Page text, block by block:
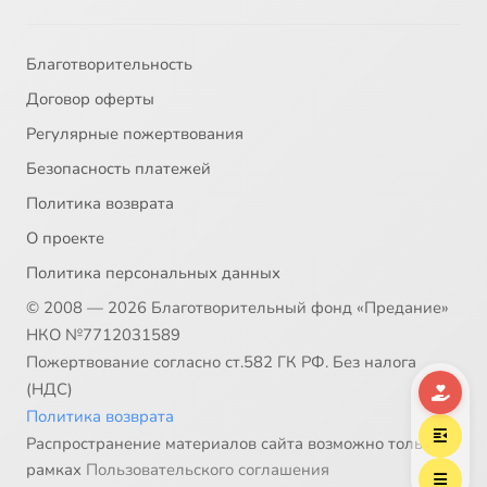
33
35
Предназначение мужчины и женщины
38 Роль церковно-славянского языка
40
Благотворительность
Договор оферты
Регулярные пожертвования
Безопасность платежей
Политика возврата
О проекте
Политика персональных данных
© 2008 — 2026 Благотворительный фонд «Предание»
НКО №7712031589
Пожертвование согласно ст.582 ГК РФ. Без налога
(НДС)
Политика возврата
Распространение материалов сайта возможно только в
рамках Пользовательского соглашения